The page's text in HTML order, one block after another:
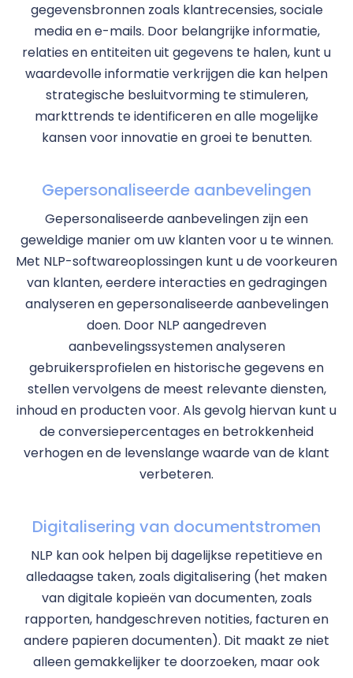
gegevensbronnen zoals klantrecensies, sociale
media en e-mails. Door belangrijke informatie,
relaties en entiteiten uit gegevens te halen, kunt u
waardevolle informatie verkrijgen die kan helpen
strategische besluitvorming te stimuleren,
markttrends te identificeren en alle mogelijke
kansen voor innovatie en groei te benutten.
Gepersonaliseerde aanbevelingen
Gepersonaliseerde aanbevelingen zijn een
geweldige manier om uw klanten voor u te winnen.
Met NLP-softwareoplossingen kunt u de voorkeuren
van klanten, eerdere interacties en gedragingen
analyseren en gepersonaliseerde aanbevelingen
doen. Door NLP aangedreven
aanbevelingssystemen analyseren
gebruikersprofielen en historische gegevens en
stellen vervolgens de meest relevante diensten,
inhoud en producten voor. Als gevolg hiervan kunt u
de conversiepercentages en betrokkenheid
verhogen en de levenslange waarde van de klant
verbeteren.
Digitalisering van documentstromen
NLP kan ook helpen bij dagelijkse repetitieve en
alledaagse taken, zoals digitalisering (het maken
van digitale kopieën van documenten, zoals
rapporten, handgeschreven notities, facturen en
andere papieren documenten). Dit maakt ze niet
alleen gemakkelijker te doorzoeken, maar ook